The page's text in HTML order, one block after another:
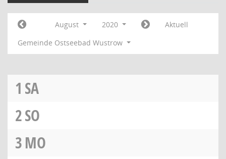
August 2020
Aktuell
Gemeinde Ostseebad Wustrow
1 SA
2SO
3MO